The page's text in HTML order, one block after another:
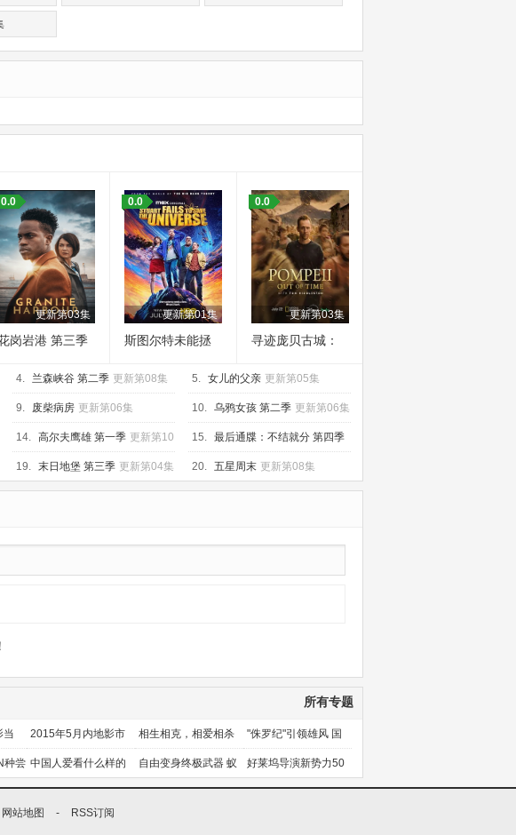
更新第03集
0.0
岗岩港 第三季
更新第01集
0.0
斯图尔特未能拯
更新第03集
0.0
寻迹庞贝古城：
顿同行
4. 兰森峡谷 第二季 更新第08集 5. 女儿的父亲 更新第05集
9. 废柴病房 更新第06集 10. 乌鸦女孩 第二季 更新第06集
14. 高尔夫鹰雄 第一季 更新第10
集
15. 最后通牒：不结就分 第四季
更新第08集
19. 末日地堡 第三季 更新第04集 20. 五星周末 更新第08集
所有专题
当 2015年5月内地影市
前瞻
相生相克，相爱相杀 "侏罗纪"引领雄风 国
产片下旬逆袭
种尝 中国人爱看什么样的
喜剧？
自由变身终极武器 蚁
人能力使用者大盘点
好莱坞导演新势力50
人上篇
网站地图 - RSS订阅